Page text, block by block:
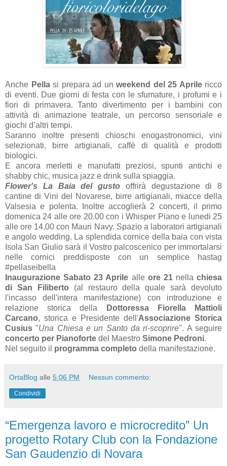
Anche Pellasi prepara ad un weekend del 25 Aprilericco
di eventi. Due giorni di festa con le sfumature, i profumi e i
fiori di primavera. Tanto divertimento per i bambini con
attività di animazione teatrale, un percorso sensoriale e
giochi d’altri tempi.
Saranno inoltre presenti chioschi enogastronomici, vini
selezionati, birre artigianali, caffè di qualità e prodotti
biologici.
E ancora merletti e manufatti preziosi, spunti antichi e
shabby chic, musica jazz e drink sulla spiaggia.
Flower's La Baia del gusto offrirà degustazione di 8
cantine di Vini del Novarese, birre artigianali, miacce della
Valsesia e polenta. Inoltre accoglierà 2 concerti, il primo
domenica 24 alle ore 20.00 con i Whisper Piano e lunedi 25
alle ore 14.00 con Mauri Navy. Spazio a laboratori artigianali
e angolo wedding. La splendida cornice della baia con vista
Isola San Giulio sarà il Vostro palcoscenico per immortalarsi
nelle cornici preddisposte con un semplice hastag
‪#‎pellaseibella‬
Inaugurazione Sabato 23 Aprile alle ore 21 nella chiesa
di San Filiberto (al restauro della quale sarà devoluto
l'incasso dell'intera manifestazione)
con introduzione e
relazione storica della
Dottoressa Fiorella Mattioli
Carcano, storica e Presidente dell'Associazione Storica
Cusius"Una Chiesa e un Santo da ri-scoprire". A seguire
concerto per Pianoforte del Maestro Simone Pedroni.
Nel seguito il programma completo della manifestazione.
OrtaBlog alle 5:06 PM Nessun commento:
Condividi
“Emergenza lavoro e microcredito” Un
progetto Rotary Club con la Fondazione
San Gaudenzio di Novara